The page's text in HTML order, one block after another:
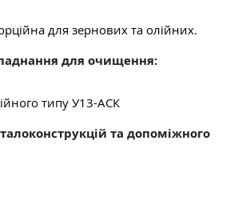
для зернових та олійних.
для очищення:
типу У13-АСК
та допоміжного